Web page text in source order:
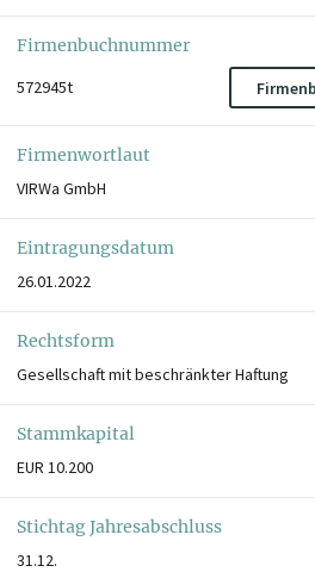
Firmenbuchnummer
572945t
Firmenwortlaut
VIRWa GmbH
Eintragungsdatum
26.01.2022
Rechtsform
Gesellschaft mit beschränkter Haftung
Stammkapital
EUR 10.200
Stichtag Jahresabschluss
31.12.